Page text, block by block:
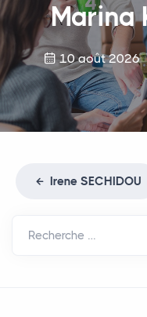
Marina
10 août 2026
Irene SECHIDOU
Recherche …